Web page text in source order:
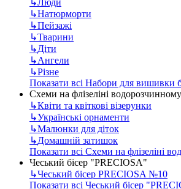
↳Натюрморти
↳Пейзажі
↳Тварини
↳Діти
↳Ангели
↳Різне
Показати всі Набори для вишивки
Схеми на флізеліні водорозчинному
↳Квіти та квіткові візерунки
↳Українські орнаменти
↳Малюнки для діток
↳Домашній затишок
Показати всі Схеми на флізеліні
Чеський бісер "PRECIOSA"
↳Чеський бісер PRECIOSA №10
Показати всі Чеський бісер